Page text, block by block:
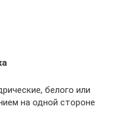
белого или
на одной стороне